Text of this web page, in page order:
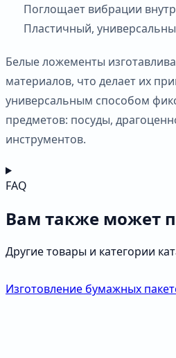
Поглощает вибрации
Пластичный,
Белые ложементы
материалов, что делает их
универсальным способом
предметов: посуды,
инструментов.
FAQ
Вам также может
Другие товары и категории
Изготовление бумажных